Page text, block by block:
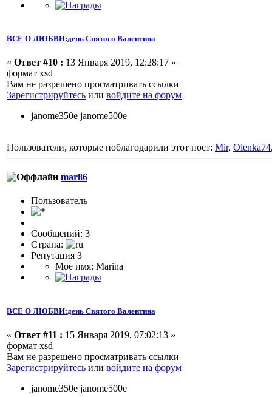
ВСЕ О ЛЮБВИ:день Святого Валентина
« Ответ #10 : 13 Января 2019, 12:28:17 »
формат xsd
Вам не разрешено просматривать ссылки
Зарегистрируйтесь или войдите на форум
janome350e janome500e
Пользователи, которые поблагодарили этот пост: Mir, Olenka74
mar86
Пользователь
Сообщений: 3
Страна:
Репутация 3
Мое имя: Marina
ВСЕ О ЛЮБВИ:день Святого Валентина
« Ответ #11 : 15 Января 2019, 07:02:13 »
формат xsd
Вам не разрешено просматривать ссылки
Зарегистрируйтесь или войдите на форум
janome350e janome500e